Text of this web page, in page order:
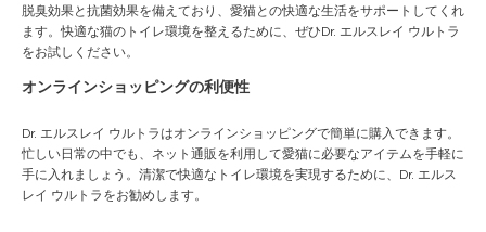
脱臭効果と抗菌効果を備えており、愛猫との快適な生活をサポートしてくれ
ます。快適な猫のトイレ環境を整えるために、ぜひDr. エルスレイ ウルトラ
をお試しください。
オンラインショッピングの利便性
Dr. エルスレイ ウルトラはオンラインショッピングで簡単に購入できます。
忙しい日常の中でも、ネット通販を利用して愛猫に必要なアイテムを手軽に
手に入れましょう。清潔で快適なトイレ環境を実現するために、Dr. エルス
レイ ウルトラをお勧めします。